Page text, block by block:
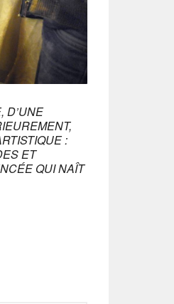
D’UNE
:
ET
QUI NAÎT